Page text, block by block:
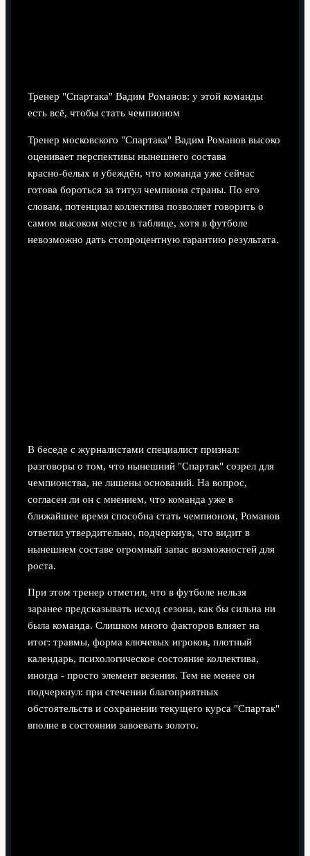
Тренер "Спартака" Вадим Романов: у этой команды
есть всё, чтобы стать чемпионом
Тренер московского "Спартака" Вадим Романов высоко
оценивает перспективы нынешнего состава
красно‑белых и убеждён, что команда уже сейчас
готова бороться за титул чемпиона страны. По его
словам, потенциал коллектива позволяет говорить о
самом высоком месте в таблице, хотя в футболе
невозможно дать стопроцентную гарантию результата.
В беседе с журналистами специалист признал:
разговоры о том, что нынешний "Спартак" созрел для
чемпионства, не лишены оснований. На вопрос,
согласен ли он с мнением, что команда уже в
ближайшее время способна стать чемпионом, Романов
ответил утвердительно, подчеркнув, что видит в
нынешнем составе огромный запас возможностей для
роста.
При этом тренер отметил, что в футболе нельзя
заранее предсказывать исход сезона, как бы сильна ни
была команда. Слишком много факторов влияет на
итог: травмы, форма ключевых игроков, плотный
календарь, психологическое состояние коллектива,
иногда - просто элемент везения. Тем не менее он
подчеркнул: при стечении благоприятных
обстоятельств и сохранении текущего курса "Спартак"
вполне в состоянии завоевать золото.